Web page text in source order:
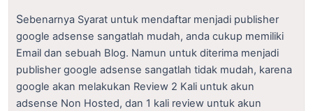
Sebenarnya Syarat untuk mendaftar menjadi publisher
google adsense sangatlah mudah, anda cukup memiliki
Email dan sebuah Blog. Namun untuk diterima menjadi
publisher google adsense sangatlah tidak mudah, karena
google akan melakukan Review 2 Kali untuk akun
adsense Non Hosted, dan 1 kali review untuk akun